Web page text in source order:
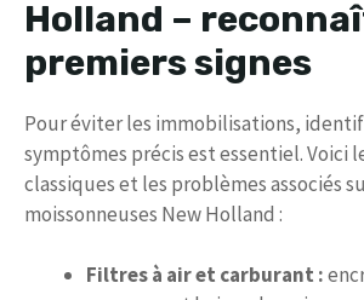
Holland –
premiers signes
Pour éviter les immobilisations,
symptômes précis est essentiel. Voici
classiques et les problèmes associés
moissonneuses New Holland :
Filtres à air et carburant :